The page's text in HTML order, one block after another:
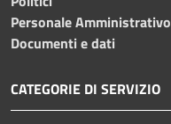
Personale Amministrativo
Documenti e dati
CATEGORIE DI SERVIZIO